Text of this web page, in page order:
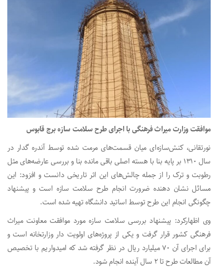
موافقت وزارت میراث فرهنگی با اجرای طرح سلامت سازه برج قابوس
نورتقانی، کنش‌سازه‌ای میان قسمت‌های مرمت شده توسط آندره گدار در
سال ۱۳۱۰ بر پایه بنا با هسته اصلی باقی مانده بنا و بررسی عارضه‌های مثل
رطوبت و ترک را از جمله چالش‌های این اثر تاریخی دانست و افزود: این
مسائل نشان دهنده ضرورت انجام طرح سلامت سازه است و پیشنهاد
چگونگی انجام این طرح توسط اساتید دانشگاه تهیه شده است.
وی اظهارکرد: پیشنهاد بررسی سلامت سازه مورد موافقت معاونت میراث
فرهنگی کشور قرار گرفت و یکی از پروژه‌های اولویت دار وزارتخانه است و
برای اجرای آن ۷۰ میلیارد ریال در نظر گرفته شد که امیدواریم با تخصیص
آن مطالعات طرح تا ۲ سال آینده انجام شود.